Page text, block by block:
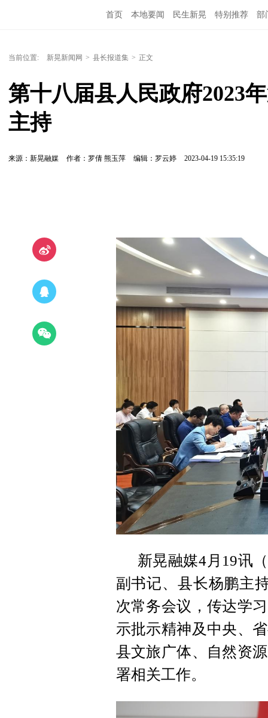
首页 本地要闻 民生新晃 特别推荐 部
当前位置: 新晃新闻网 > 县长报道集 > 正文
第十八届县人民政府2023
主持
来源：新晃融媒 作者：罗倩 熊玉萍 编辑：罗云婷 2023-04-19 15:35:19
新晃融媒4月19讯
副书记、县长杨鹏主
次常务会议，传达学
示批示精神及中央、
县文旅广体、自然资
署相关工作。